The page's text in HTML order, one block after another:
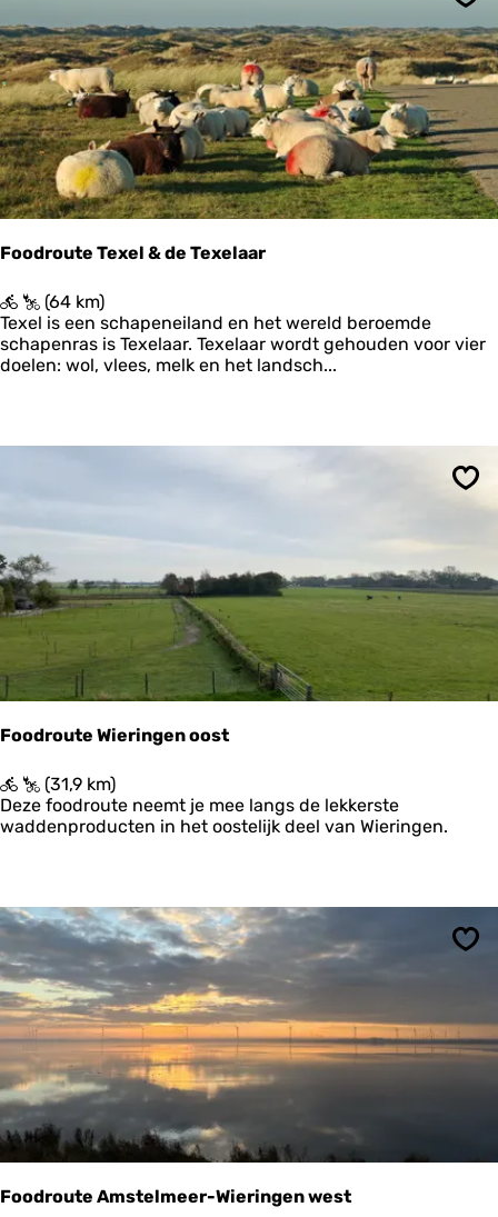
E
t
a
p
p
e
2
n
O
e
v
e
r
Foodroute Texel & de Texelaar
F
o
o
d
t
e
l
&
d
e
x
e
l
a
r
(64 km)
Texel is een schapeneiland en het wereld beroemde
schapenras is Texelaar. Texelaar wordt gehouden voor vier
doelen: wol, vlees, melk en het landsch...
Foodroute Wieringen oost
F
o
o
u
t
e
W
i
e
r
i
n
g
e
n
o
o
s
(31,9 km)
Deze foodroute neemt je mee langs de lekkerste
waddenproducten in het oostelijk deel van Wieringen.
Foodroute Amstelmeer-Wieringen west